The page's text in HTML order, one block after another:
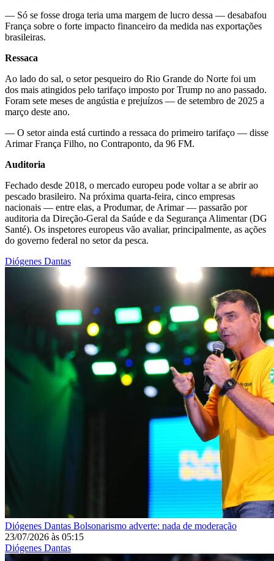
— Só se fosse droga teria uma margem de lucro dessa — desabafou
França sobre o forte impacto financeiro da medida nas exportações
brasileiras.
Ressaca
Ao lado do sal, o setor pesqueiro do Rio Grande do Norte foi um
dos mais atingidos pelo tarifaço imposto por Trump no ano passado.
Foram sete meses de angústia e prejuízos — de setembro de 2025 a
março deste ano.
— O setor ainda está curtindo a ressaca do primeiro tarifaço — disse
Arimar França Filho, no Contraponto, da 96 FM.
Auditoria
Fechado desde 2018, o mercado europeu pode voltar a se abrir ao
pescado brasileiro. Na próxima quarta-feira, cinco empresas
nacionais — entre elas, a Produmar, de Arimar — passarão por
auditoria da Direção-Geral da Saúde e da Segurança Alimentar (DG
Santé). Os inspetores europeus vão avaliar, principalmente, as ações
do governo federal no setor da pesca.
Diógenes Dantas
Diógenes Dantas Bolsonarismo adverte: nada de moderação
23/07/2026 às 05:15
Diógenes Dantas